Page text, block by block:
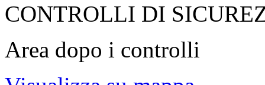
CONTROLLI DI
Area dopo i controlli